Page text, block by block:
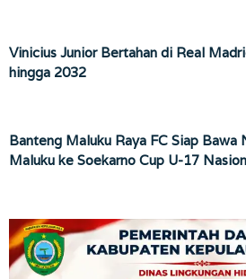
Vinicius Junior Bertahan di Real
hingga 2032
Banteng Maluku Raya FC Siap Bawa
Maluku ke Soekarno Cup U-17